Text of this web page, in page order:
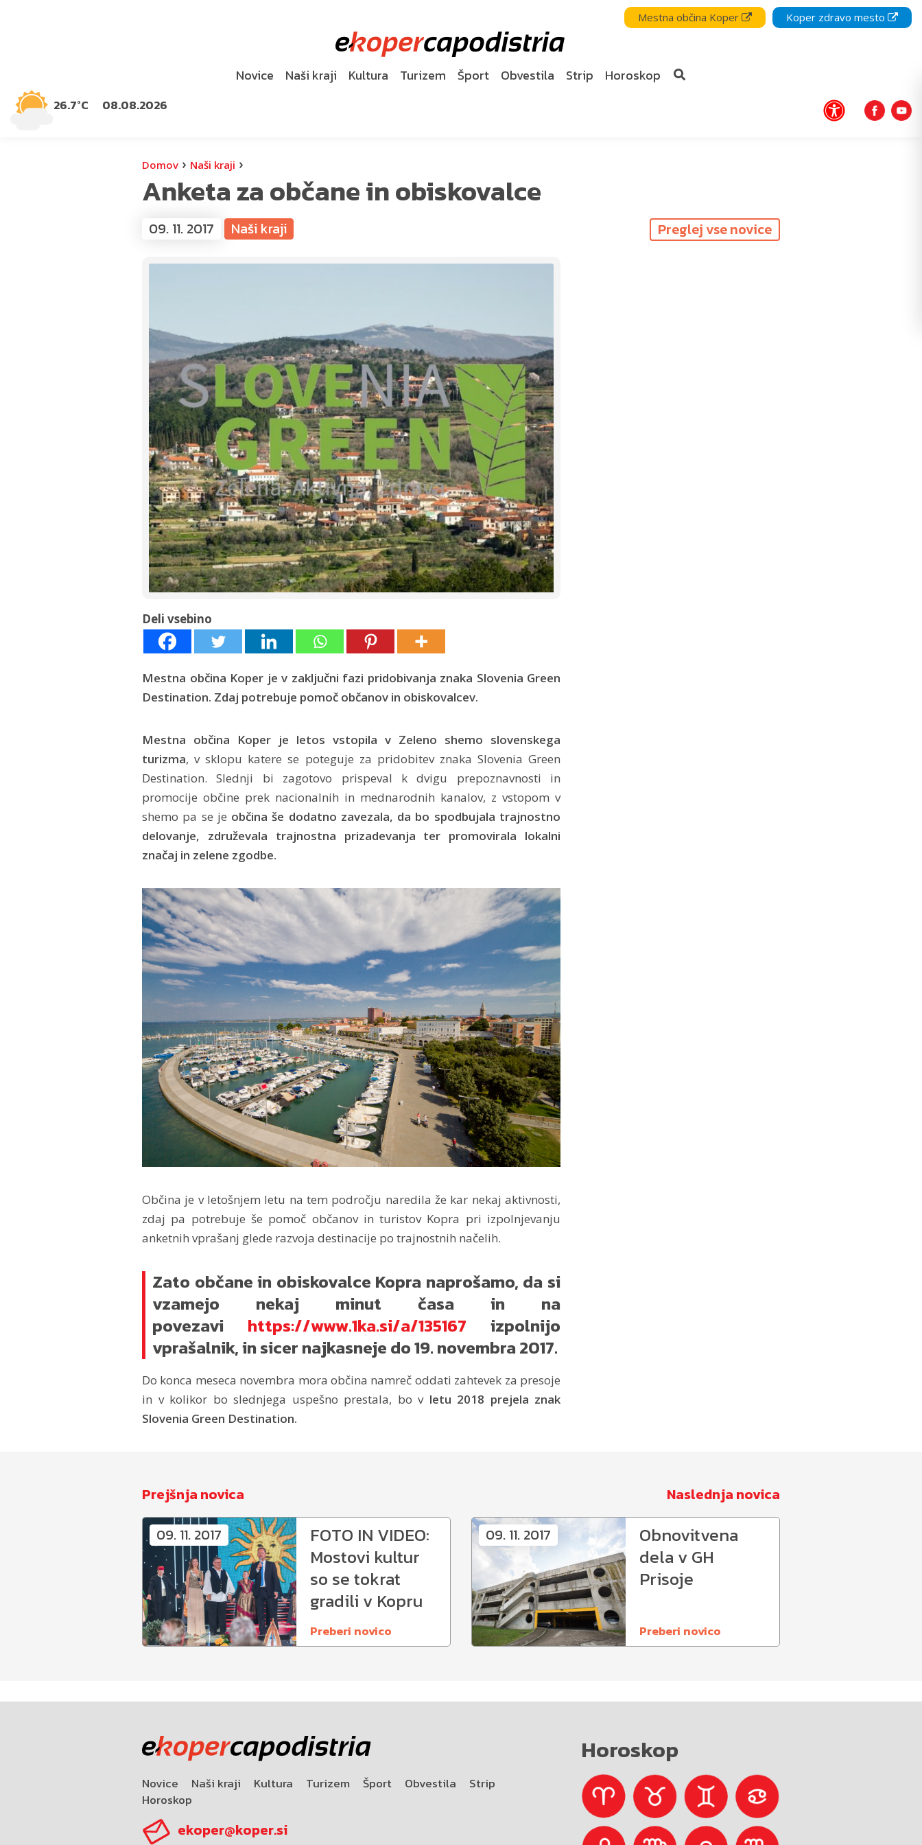
Mestna občina Koper Koper zdravo mesto
26.7°C 08.08.2026
Novice Naši kraji Kultura Turizem Šport Obvestila Strip Horoskop
Domov › Naši kraji ›
Anketa za občane in obiskovalce
09. 11. 2017 Naši kraji Preglej vse novice
Deli vsebino
Mestna občina Koper je v zaključni fazi pridobivanja znaka Slovenia Green
Destination. Zdaj potrebuje pomoč občanov in obiskovalcev.
Mestna občina Koper je letos vstopila v Zeleno shemo slovenskega
turizma, v sklopu katere se poteguje za pridobitev znaka Slovenia Green
Destination. Slednji bi zagotovo prispeval k dvigu prepoznavnosti in
promocije občine prek nacionalnih in mednarodnih kanalov, z vstopom v
shemo pa se je občina še dodatno zavezala, da bo spodbujala trajnostno
delovanje, združevala trajnostna prizadevanja ter promovirala lokalni
značaj in zelene zgodbe.
Občina je v letošnjem letu na tem področju naredila že kar nekaj aktivnosti,
zdaj pa potrebuje še pomoč občanov in turistov Kopra pri izpolnjevanju
anketnih vprašanj glede razvoja destinacije po trajnostnih načelih.
Zato občane in obiskovalce Kopra naprošamo, da si
vzamejo nekaj minut časa in na
povezavi https://www.1ka.si/a/135167 izpolnijo
vprašalnik, in sicer najkasneje do 19. novembra 2017.
Do konca meseca novembra mora občina namreč oddati zahtevek za presoje
in v kolikor bo slednjega uspešno prestala, bo v letu 2018 prejela znak
Slovenia Green Destination.
Prejšnja novica
Naslednja novica
09. 11. 2017
FOTO IN VIDEO:
Mostovi kultur
so se tokrat
gradili v Kopru
Preberi novico
09. 11. 2017
Obnovitvena
dela v GH
Prisoje
Preberi novico
Novice Naši kraji Kultura Turizem Šport Obvestila
Strip
Horoskop
ekoper@koper.si
Horoskop